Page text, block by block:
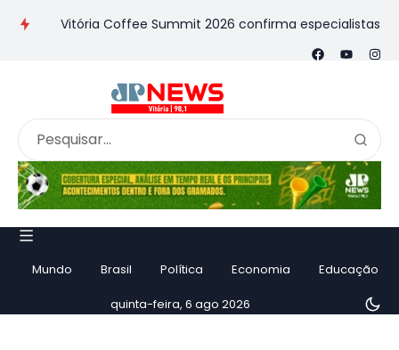
Vitória Coffee Summit 2026 confirma especialistas
Mundo Brasil Política Economia Educação
quinta-feira, 6 ago 2026